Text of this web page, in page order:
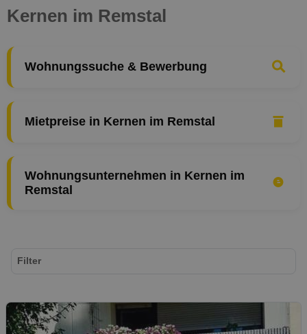
Kernen im Remstal
Wohnungssuche & Bewerbung
Mietpreise in Kernen im Remstal
Wohnungsunternehmen in Kernen im
Remstal
Filter